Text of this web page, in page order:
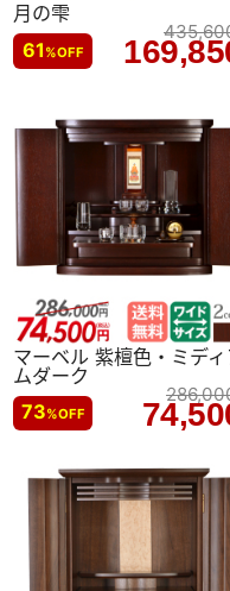
アクセントの開け閉めしやす
い取っ手
ウレタン塗装
3サイズ
合わせ
月の雫
61 %OFF
マーベル 紫檀色・ミディ
ムダーク
73%OFF